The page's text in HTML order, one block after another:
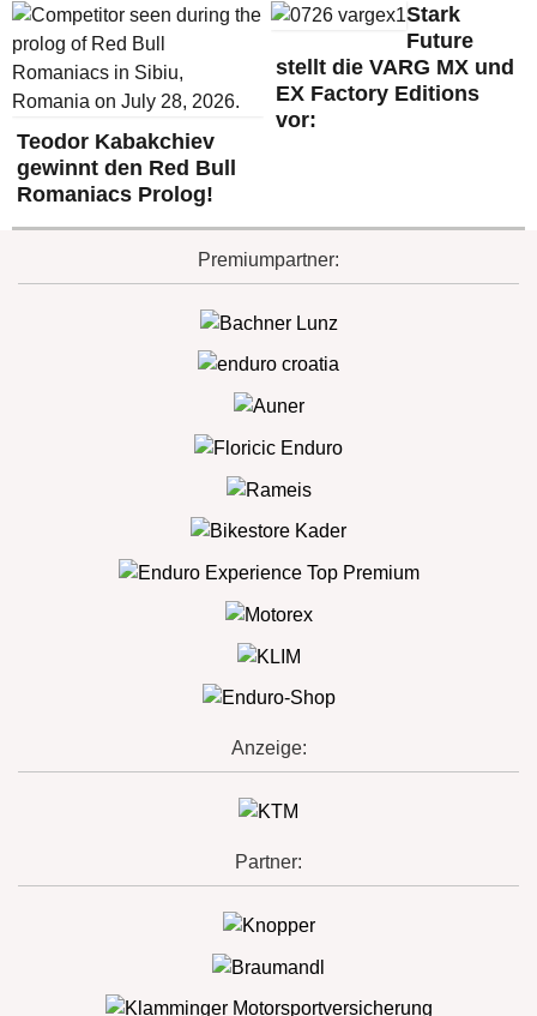
Teodor Kabakchiev
gewinnt den Red Bull
Romaniacs Prolog!
Stark
Future
stellt die VARG MX und
EX Factory Editions
vor:
Premiumpartner:
Anzeige:
Partner: